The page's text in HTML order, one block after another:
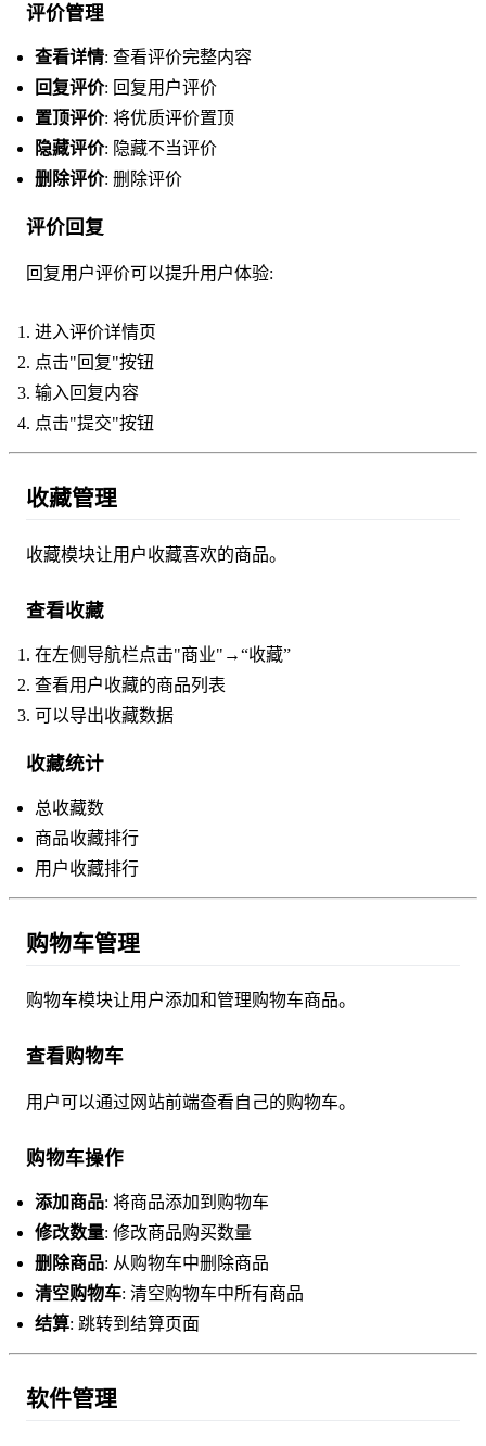
评价管理
查看详情: 查看评价完整内容
回复评价: 回复用户评价
置顶评价: 将优质评价置顶
隐藏评价: 隐藏不当评价
删除评价: 删除评价
评价回复
回复用户评价可以提升用户体验:
进入评价详情页
点击"回复"按钮
输入回复内容
点击"提交"按钮
收藏管理
收藏模块让用户收藏喜欢的商品。
查看收藏
在左侧导航栏点击"商业"→“收藏”
查看用户收藏的商品列表
可以导出收藏数据
收藏统计
总收藏数
商品收藏排行
用户收藏排行
购物车管理
购物车模块让用户添加和管理购物车商品。
查看购物车
用户可以通过网站前端查看自己的购物车。
购物车操作
添加商品: 将商品添加到购物车
修改数量: 修改商品购买数量
删除商品: 从购物车中删除商品
清空购物车: 清空购物车中所有商品
结算: 跳转到结算页面
软件管理